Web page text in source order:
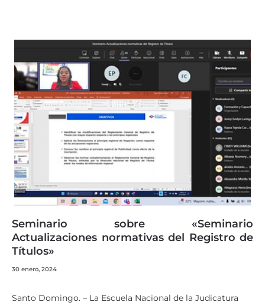
Seminario sobre «Seminario
Actualizaciones normativas del Registro de
Títulos»
30 enero, 2024
Santo Domingo. – La Escuela Nacional de la Judicatura